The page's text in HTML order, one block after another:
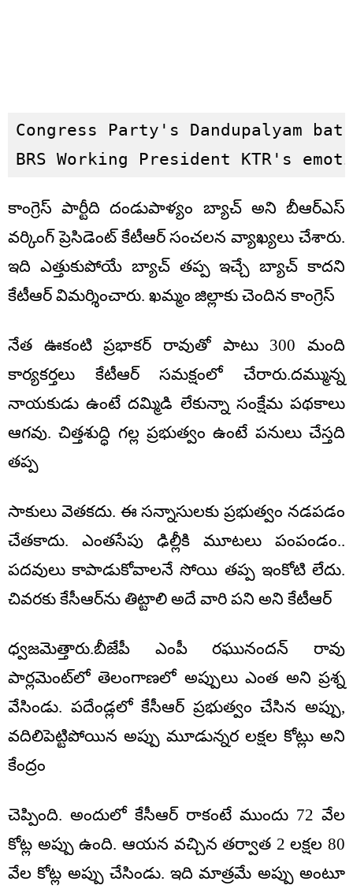
Congress Party's Dandupalyam
BRS Working President KTR's
కాంగ్రెస్ పార్టీది దండుపాళ్యం బ్యాచ్ అని బీఆర్ఎస్
వ‌ర్కింగ్ ప్రెసిడెంట్ కేటీఆర్ సంచల‌న వ్యాఖ్య‌లు చేశారు.
ఇది ఎత్తుకుపోయే బ్యాచ్ త‌ప్ప ఇచ్చే బ్యాచ్ కాద‌ని
కేటీఆర్ విమ‌ర్శించారు. ఖ‌మ్మం జిల్లాకు చెందిన కాంగ్రెస్
నేత ఊకంటి ప్ర‌భాక‌ర్ రావుతో పాటు 300 మంది
కార్య‌క‌ర్త‌లు కేటీఆర్ స‌మ‌క్షంలో చేరారు.ద‌మ్మున్న
నాయ‌కుడు ఉంటే ద‌మ్మిడి లేకున్నా సంక్షేమ ప‌థ‌కాలు
ఆగ‌వు. చిత్త‌శుద్ధి గ‌ల్ల ప్ర‌భుత్వం ఉంటే ప‌నులు చేస్త‌ది
త‌ప్ప
సాకులు వెత‌క‌దు. ఈ స‌న్నాసుల‌కు ప్ర‌భుత్వం న‌డ‌ప‌డం
చేత‌కాదు. ఎంత‌సేపు ఢిల్లీకి మూట‌లు పంపండం..
ప‌దవులు కాపాడుకోవాల‌నే సోయి త‌ప్ప ఇంకోటి లేదు.
చివ‌ర‌కు కేసీఆర్‌ను తిట్టాలి అదే వారి ప‌ని అని కేటీఆర్
ధ్వ‌జ‌మెత్తారు.బీజేపీ ఎంపీ ర‌ఘునంద‌న్ రావు
పార్ల‌మెంట్‌లో తెలంగాణ‌లో అప్పులు ఎంత అని ప్ర‌శ్న
వేసిండు. ప‌దేండ్ల‌లో కేసీఆర్ ప్ర‌భుత్వం చేసిన అప్పు,
వ‌దిలిపెట్టిపోయిన అప్పు మూడున్న‌ర ల‌క్ష‌ల కోట్లు అని
కేంద్రం
చెప్పింది. అందులో కేసీఆర్ రాకంటే ముందు 72 వేల
కోట్ల అప్పు ఉంది. ఆయ‌న వ‌చ్చిన త‌ర్వాత 2 ల‌క్ష‌ల 80
వేల కోట్ల అప్పు చేసిండు. ఇది మాత్ర‌మే అప్పు అంటూ